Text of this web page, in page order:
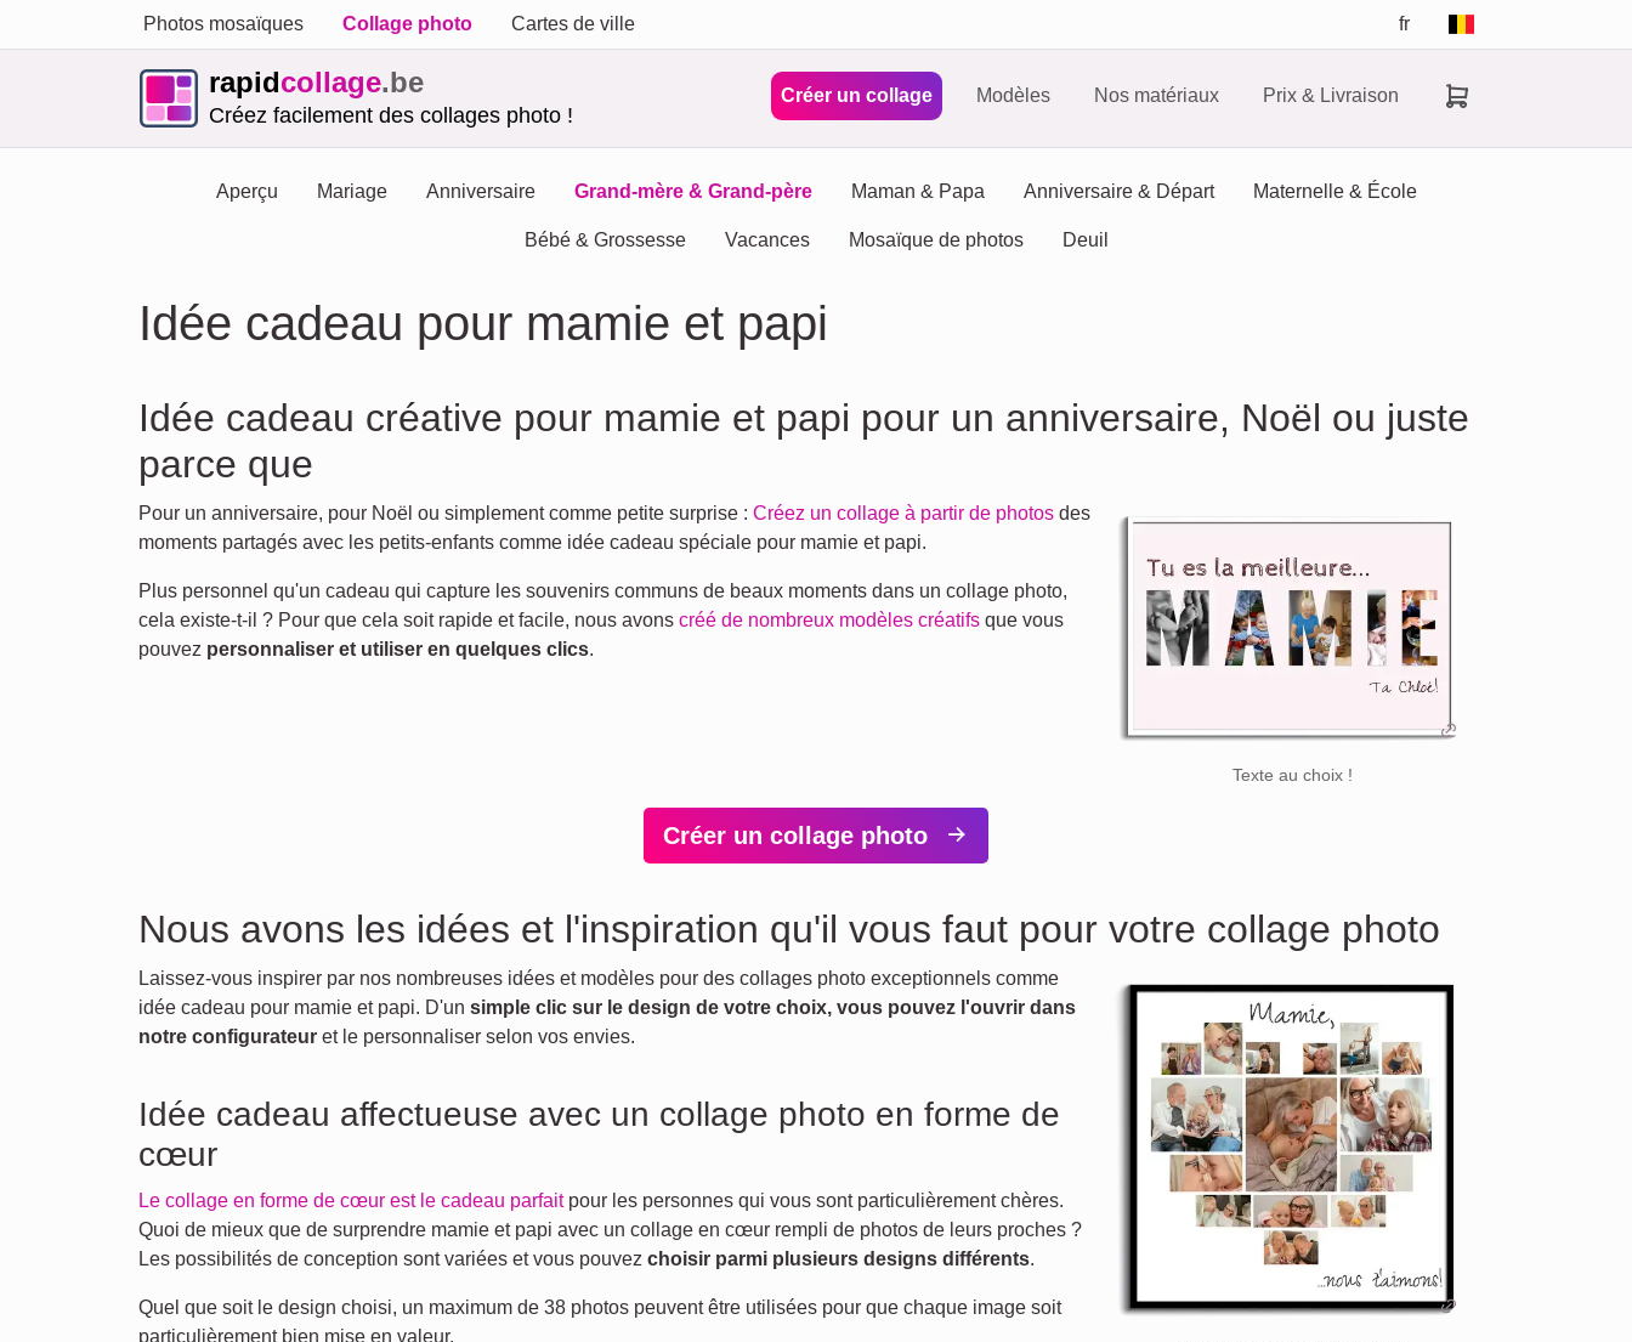
Photos mosaïques Collage photo Cartes de ville fr
rapidcollage.be
Créez facilement des collages photo !
Créer un collage Modèles Nos matériaux Prix & Livraison
Aperçu Mariage Anniversaire Grand-mère & Grand-père Maman & Papa Anniversaire & Départ Maternelle & École
Bébé & Grossesse Vacances Mosaïque de photos Deuil
Idée cadeau pour mamie et papi
Idée cadeau créative pour mamie et papi pour un anniversaire, Noël ou juste
parce que
Texte au choix !
Pour un anniversaire, pour Noël ou simplement comme petite surprise : Créez un collage à partir de photos des
moments partagés avec les petits-enfants comme idée cadeau spéciale pour mamie et papi.
Plus personnel qu'un cadeau qui capture les souvenirs communs de beaux moments dans un collage photo,
cela existe-t-il ? Pour que cela soit rapide et facile, nous avons créé de nombreux modèles créatifs que vous
pouvez personnaliser et utiliser en quelques clics.
Créer un collage photo
Nous avons les idées et l'inspiration qu'il vous faut pour votre collage photo
Laissez-vous inspirer par nos nombreuses idées et modèles pour des collages photo exceptionnels comme
idée cadeau pour mamie et papi. D'un simple clic sur le design de votre choix, vous pouvez l'ouvrir dans
notre configurateur et le personnaliser selon vos envies.
Idée cadeau affectueuse avec un collage photo en forme de
cœur
Le collage en forme de cœur est le cadeau parfaitpour les personnes qui vous sont particulièrement chères.
Quoi de mieux que de surprendre mamie et papi avec un collage en cœur rempli de photos de leurs proches ?
Les possibilités de conception sont variées et vous pouvez choisir parmi plusieurs designs différents.
Quel que soit le design choisi, un maximum de 38 photos peuvent être utilisées pour que chaque image soit
particulièrement bien mise en valeur.